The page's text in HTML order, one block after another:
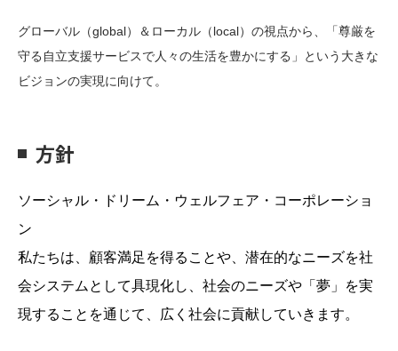
グローバル（global）＆ローカル（local）の視点から、「尊厳を
守る自立支援サービスで人々の生活を豊かにする」という大きな
ビジョンの実現に向けて。
方針
ソーシャル・ドリーム・ウェルフェア・コーポレーショ
ン
私たちは、顧客満足を得ることや、潜在的なニーズを社
会システムとして具現化し、社会のニーズや「夢」を実
現することを通じて、広く社会に貢献していきます。